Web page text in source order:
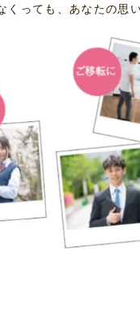
くっても、あなたの思